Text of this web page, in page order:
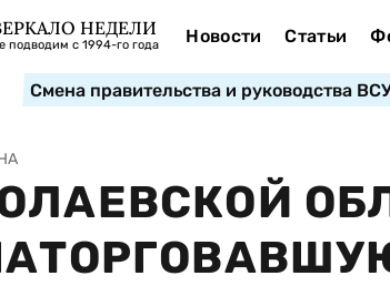
НЕДЕЛИ
подводим с 1994-го года Новости Статьи
Смена правительства и руководства